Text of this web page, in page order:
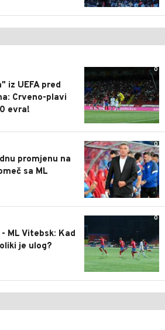
0
iz UEFA pred
Crveno-plavi
evra!
0
promjenu na
sa ML
0
ML Vitebsk: Kad
je ulog?